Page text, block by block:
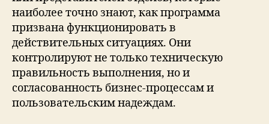
наиболее точно знают, как программа
призвана функционировать в
действительных ситуациях. Они
контролируют не только техническую
правильность выполнения, но и
согласованность бизнес-процессам и
пользовательским надеждам.